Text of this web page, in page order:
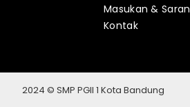
Masukan & Saran
Kontak
2024 © SMP PGII 1 Kota Bandung